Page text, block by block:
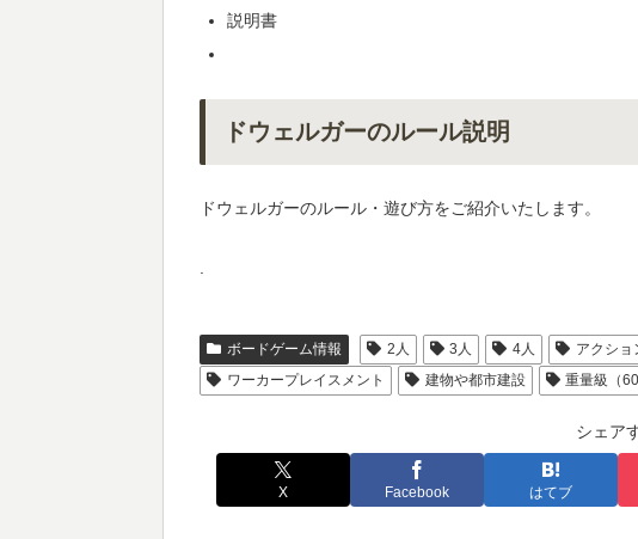
説明書
ドウェルガーのルール説明
ドウェルガーのルール・遊び方をご紹介いたします。
.
ボードゲーム情報 2人 3人 4人 アクショ
ワーカープレイスメント
建物や都市建設 重量級（60
シェア
X Facebook はてブ